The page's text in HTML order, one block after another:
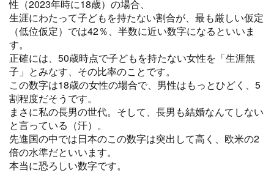
性（2023年時に18歳）の場合、
生涯にわたって子どもを持たない割合が、最も厳しい仮定
（低位仮定）では42％、半数に近い数字になるといいま
す。
正確には、50歳時点で子どもを持たない女性を「生涯無
子」とみなす、その比率のことです。
この数字は18歳の女性の場合で、男性はもっとひどく、5
割程度だそうです。
まさに私の長男の世代。そして、長男も結婚なんてしない
と言っている（汗）。
先進国の中では日本のこの数字は突出して高く、欧米の2
倍の水準だといいます。
本当に恐ろしい数字です。